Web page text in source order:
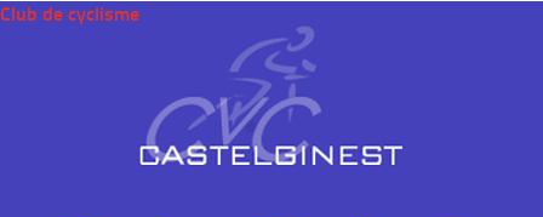
Club de cyclisme